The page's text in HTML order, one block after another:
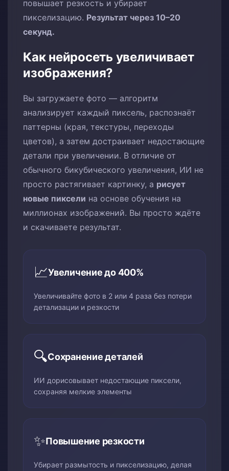
повышает резкость и убирает
пикселизацию. Результат через 10–20
секунд.
Как нейросеть увеличивает
изображения?
Вы загружаете фото — алгоритм
анализирует каждый пиксель, распознаёт
паттерны (края, текстуры, переходы
цветов), а затем достраивает недостающие
детали при увеличении. В отличие от
обычного бикубического увеличения, ИИ не
просто растягивает картинку, а рисует
новые пиксели на основе обучения на
миллионах изображений. Вы просто ждёте
и скачиваете результат.
📈Увеличение до 400%
Увеличивайте фото в 2 или 4 раза без потери
детализации и резкости
🔍Сохранение деталей
ИИ дорисовывает недостающие пиксели,
сохраняя мелкие элементы
✨Повышение резкости
Убирает размытость и пикселизацию, делая